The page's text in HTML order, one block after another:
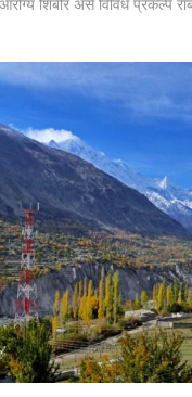
आरोग्य शिबीर असे विविध